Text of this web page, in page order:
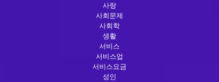
사랑
사회문제
사회학
생활
서비스
서비스업
서비스요금
성인